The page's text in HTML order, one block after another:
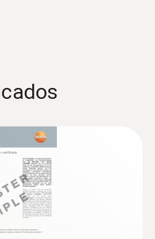
NSF